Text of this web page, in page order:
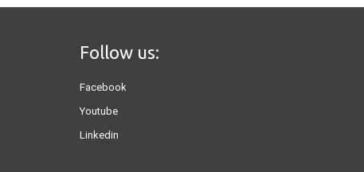
Follow us:
Facebook
Youtube
Linkedin